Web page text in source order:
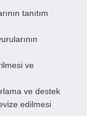
tanıtım
ve
ve destek
edilmesi